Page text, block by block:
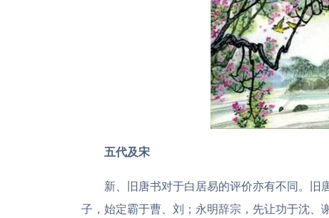
五代及宋
新、旧唐书对于白居易的评价亦有不同。旧
子，始定霸于曹、刘；永明辞宗，先让功于沈